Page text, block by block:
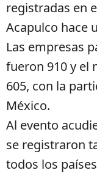
registradas en
Acapulco hace
Las empresas
fueron 910 y el
605, con la
México.
Al evento
se registraron
todos los